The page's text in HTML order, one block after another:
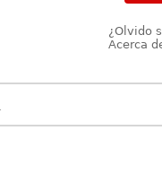
¿Olvido
Acerca